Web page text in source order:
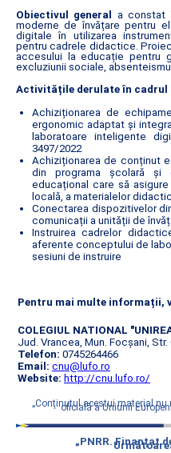
Obiectivul general
a constat
moderne de învățare pentru
digitale în utilizarea
pentru cadrele didactice.
accesului la educație pentru
excluziunii sociale,
Activitățile derulate în cadrul
Achiziționarea de
ergonomic adaptat și
laboratoare inteligente
3497/2022
Achiziționarea de conținut
din programa școlară
educațional care să
locală, a materialelor
Conectarea dispozitivelor
comunicații a unității de
Instruirea cadrelor
aferente conceptului de
sesiuni de instruire
Pentru mai multe informații,
COLEGIUL NATIONAL
Jud. Vrancea, Mun. Focșani, Str.
Telefon: 0745264466
Email: cnu@lufo.ro
Website: http://cnu.lufo.ro/
„Conţinutul acestui material
oficială a Uniunii
„PNRR. Finanțat